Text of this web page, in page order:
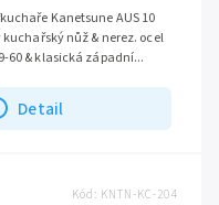
Detail
AUS-10, tvrdost HRC 59-60 & klasická západní...
Kód: KNTN-KC-204